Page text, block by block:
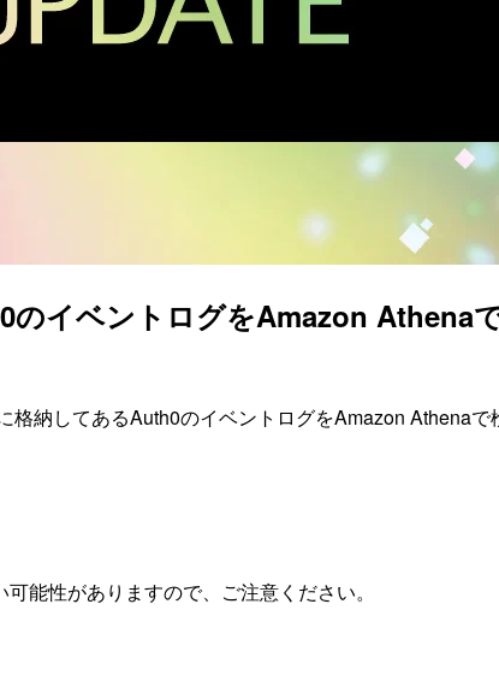
イベントログをAmazon Athena
納してあるAuth0のイベントログをAmazon Athenaで
能性がありますので、ご注意ください。